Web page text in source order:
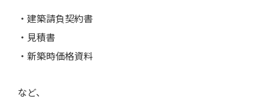
・建築請負契約書
・見積書
・新築時価格資料
など、